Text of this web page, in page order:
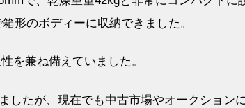
形のボディーに収納できました。
を兼ね備えていました。
したが、現在でも中古市場やオークション